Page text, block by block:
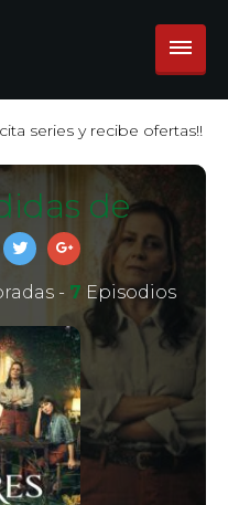
series y recibe ofertas!!
de
- 7 Episodios